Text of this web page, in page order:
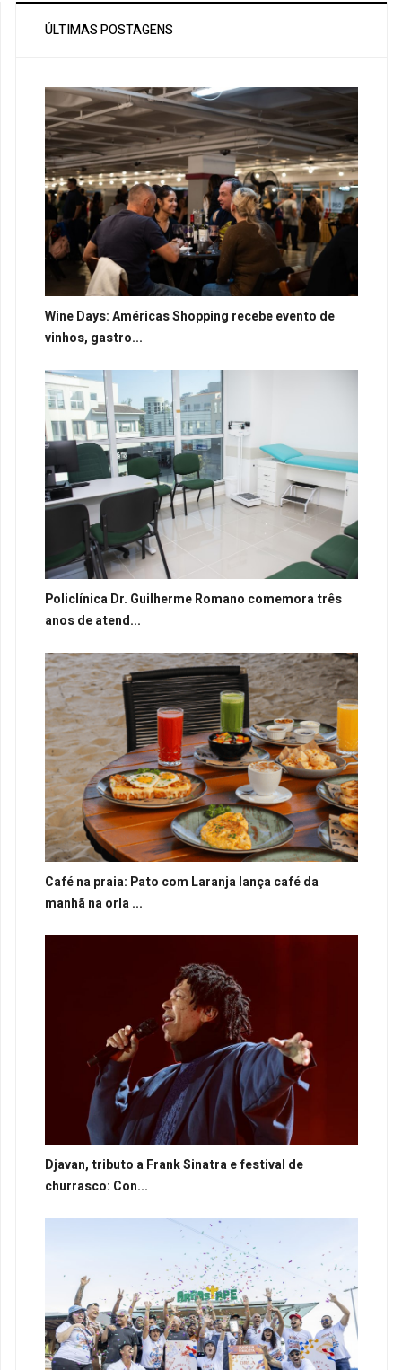
ÚLTIMAS POSTAGENS
Wine Days: Américas Shopping recebe evento de
vinhos, gastro...
Policlínica Dr. Guilherme Romano comemora três
anos de atend...
Café na praia: Pato com Laranja lança café da
manhã na orla ...
Djavan, tributo a Frank Sinatra e festival de
churrasco: Con...